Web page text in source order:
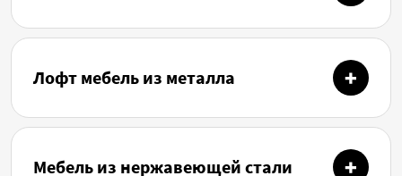
Лофт мебель из металла
Мебель из нержавеющей стали